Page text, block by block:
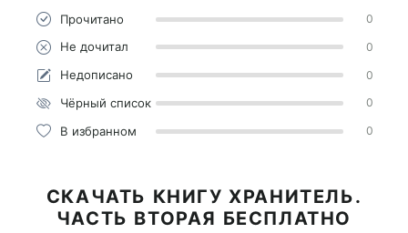
Прочитано 0
Не дочитал 0
Недописано 0
Чёрный список 0
В избранном 0
СКАЧАТЬ КНИГУ ХРАНИТЕЛЬ.
ЧАСТЬ ВТОРАЯ БЕСПЛАТНО